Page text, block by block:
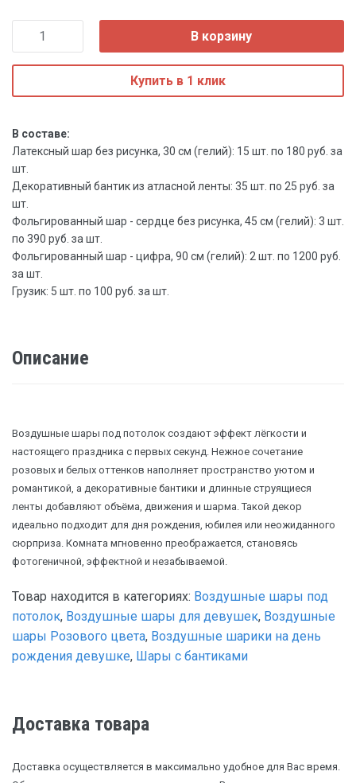
В корзину
Купить в 1 клик
В составе:
Латексный шар без рисунка, 30 см (гелий): 15 шт. по 180 руб. за
шт.
Декоративный бантик из атласной ленты: 35 шт. по 25 руб. за
шт.
Фольгированный шар - сердце без рисунка, 45 см (гелий): 3 шт.
по 390 руб. за шт.
Фольгированный шар - цифра, 90 см (гелий): 2 шт. по 1200 руб.
за шт.
Грузик: 5 шт. по 100 руб. за шт.
Описание
Воздушные шары под потолок создают эффект лёгкости и
настоящего праздника с первых секунд. Нежное сочетание
розовых и белых оттенков наполняет пространство уютом и
романтикой, а декоративные бантики и длинные струящиеся
ленты добавляют объёма, движения и шарма. Такой декор
идеально подходит для дня рождения, юбилея или неожиданного
сюрприза. Комната мгновенно преображается, становясь
фотогеничной, эффектной и незабываемой.
Товар находится в категориях: Воздушные шары под
потолок, Воздушные шары для девушек, Воздушные
шары Розового цвета, Воздушные шарики на день
рождения девушке, Шары с бантиками
Доставка товара
Доставка осуществляется в максимально удобное для Вас время.